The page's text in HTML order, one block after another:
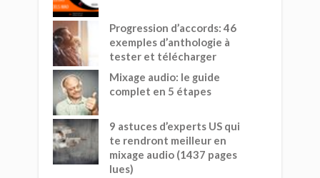
Progression d’accords: 46
exemples d’anthologie à
tester et télécharger
Mixage audio: le guide
complet en 5 étapes
9 astuces d’experts US qui
te rendront meilleur en
mixage audio (1437 pages
lues)